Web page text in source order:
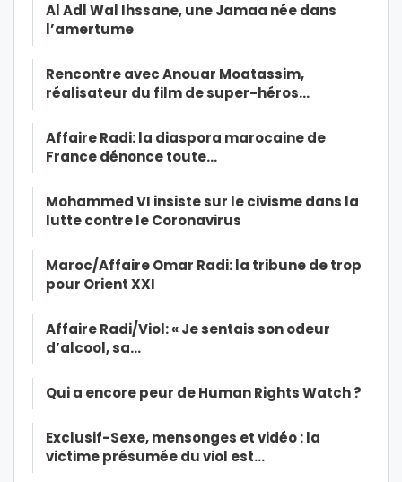
Al Adl Wal Ihssane, une Jamaa née dans
l’amertume
Rencontre avec Anouar Moatassim,
réalisateur du film de super-héros…
Affaire Radi: la diaspora marocaine de
France dénonce toute…
Mohammed VI insiste sur le civisme dans la
lutte contre le Coronavirus
Maroc/Affaire Omar Radi: la tribune de trop
pour Orient XXI
Affaire Radi/Viol: « Je sentais son odeur
d’alcool, sa…
Qui a encore peur de Human Rights Watch ?
Exclusif-Sexe, mensonges et vidéo : la
victime présumée du viol est…